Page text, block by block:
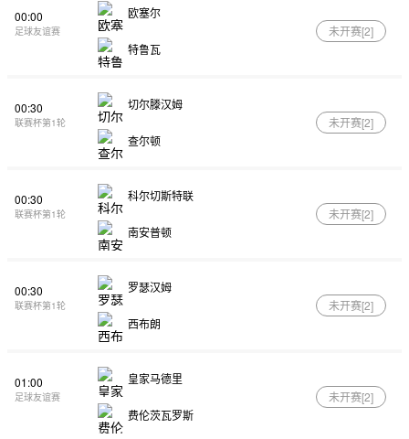
00:00
足球友谊赛
欧塞尔
特鲁瓦
未开赛[2]
00:30
联赛杯第1轮
切尔滕汉姆
查尔顿
未开赛[2]
00:30
联赛杯第1轮
科尔切斯特联
南安普顿
未开赛[2]
00:30
联赛杯第1轮
罗瑟汉姆
西布朗
未开赛[2]
01:00
足球友谊赛
皇家马德里
费伦茨瓦罗斯
未开赛[2]